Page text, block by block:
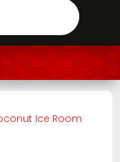
Ice Room